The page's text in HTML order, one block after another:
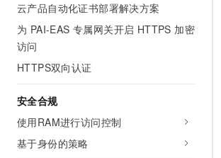
云产品自动化证书部署解决方案
为 PAI-EAS 专属网关开启 HTTPS 加密
访问
HTTPS双向认证
安全合规
使用RAM进行访问控制
基于身份的策略